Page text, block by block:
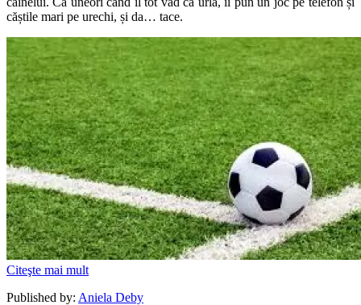
căștile mari pe urechi, și da… tace.
Citeşte mai mult
Published by: Aniela Deby